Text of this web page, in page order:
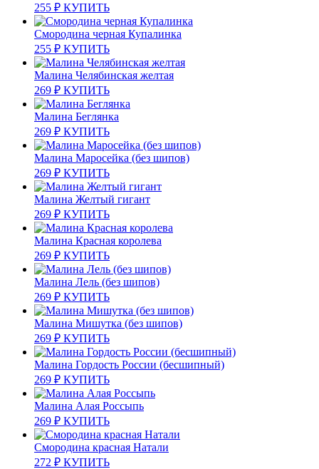
255 ₽ КУПИТЬ
Смородина черная Купалинка
255 ₽ КУПИТЬ
Малина Челябинская желтая
269 ₽ КУПИТЬ
Малина Беглянка
269 ₽ КУПИТЬ
Малина Маросейка (без шипов)
269 ₽ КУПИТЬ
Малина Желтый гигант
269 ₽ КУПИТЬ
Малина Красная королева
269 ₽ КУПИТЬ
Малина Лель (без шипов)
269 ₽ КУПИТЬ
Малина Мишутка (без шипов)
269 ₽ КУПИТЬ
Малина Гордость России (бесшипный)
269 ₽ КУПИТЬ
Малина Алая Россыпь
269 ₽ КУПИТЬ
Смородина красная Натали
272 ₽ КУПИТЬ